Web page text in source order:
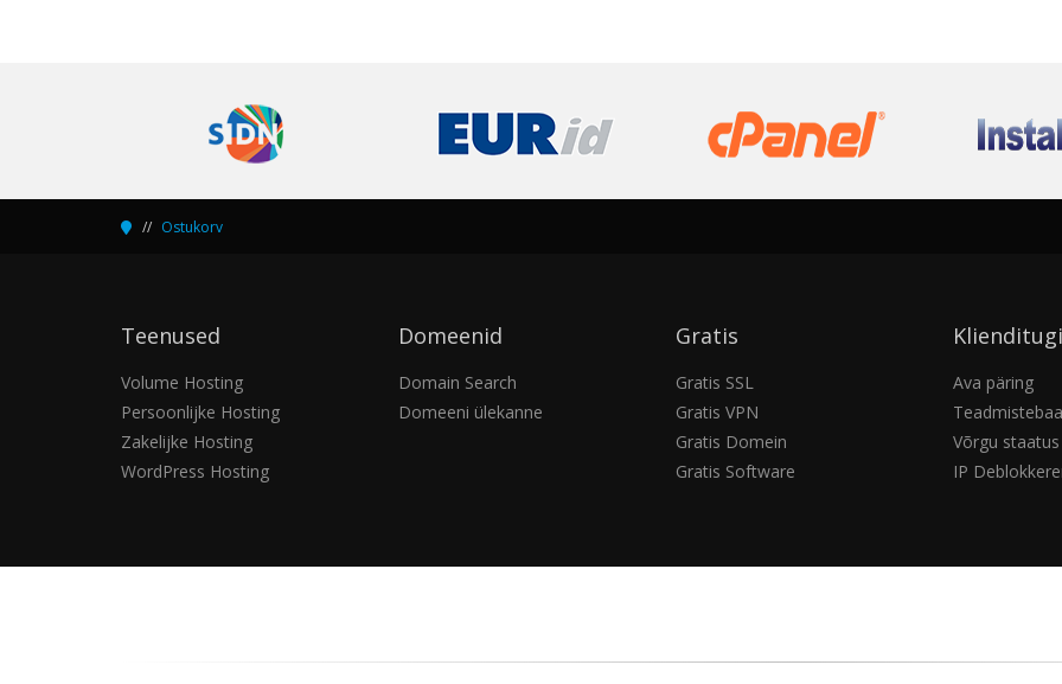
Ostukorv
Teenused
Volume Hosting
Persoonlijke Hosting
Zakelijke Hosting
WordPress Hosting
Domeenid
Domain Search
Domeeni ülekanne
Gratis
Gratis SSL
Gratis VPN
Gratis Domein
Gratis Software
Klienditugi
Ava päring
Võrgu staatus
IP